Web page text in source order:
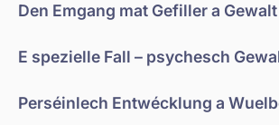
Den Emgang mat Gefiller a Gewalt
E spezielle Fall – psychesch
Perséinlech Entwécklung a